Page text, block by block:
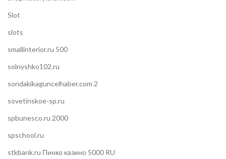
Slot
slots
smallinterior.ru 500
solnyshko102.ru
sondakikaguncelhaber.com 2
sovetinskoe-sp.ru
spbunesco.ru 2000
spschool.ru
stkbank.ru Пинко казино 5000 RU